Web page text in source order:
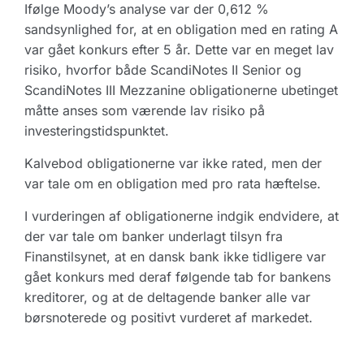
Ifølge Moody’s analyse var der 0,612 %
sandsynlighed for, at en obligation med en rating A
var gået konkurs efter 5 år. Dette var en meget lav
risiko, hvorfor både ScandiNotes II Senior og
ScandiNotes III Mezzanine obligationerne ubetinget
måtte anses som værende lav risiko på
investeringstidspunktet.
Kalvebod obligationerne var ikke rated, men der
var tale om en obligation med pro rata hæftelse.
I vurderingen af obligationerne indgik endvidere, at
der var tale om banker underlagt tilsyn fra
Finanstilsynet, at en dansk bank ikke tidligere var
gået konkurs med deraf følgende tab for bankens
kreditorer, og at de deltagende banker alle var
børsnoterede og positivt vurderet af markedet.